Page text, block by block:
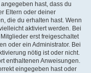
hast, dass du
Eltern oder deiner
die du erhalten hast. Wenn
aktiviert werden. Bei
erst freigeschaltet
oder ein Administrator. Bei
nötig ist oder nicht.
enthaltenen Anweisungen.
eingegeben hast oder